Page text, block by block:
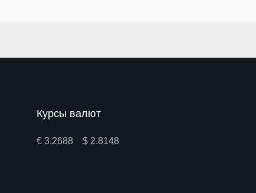
Курсы валют
€ 3.2688 $ 2.8148